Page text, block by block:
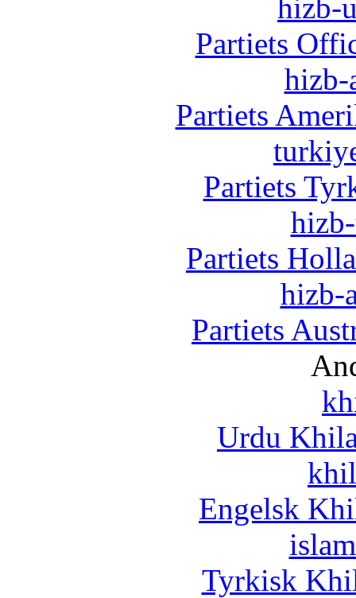
hizb-
Partiets
hizb-
Partiets
Partiets
Partiets
hizb-
Partiets
Urdu
Engelsk
Tyrkisk